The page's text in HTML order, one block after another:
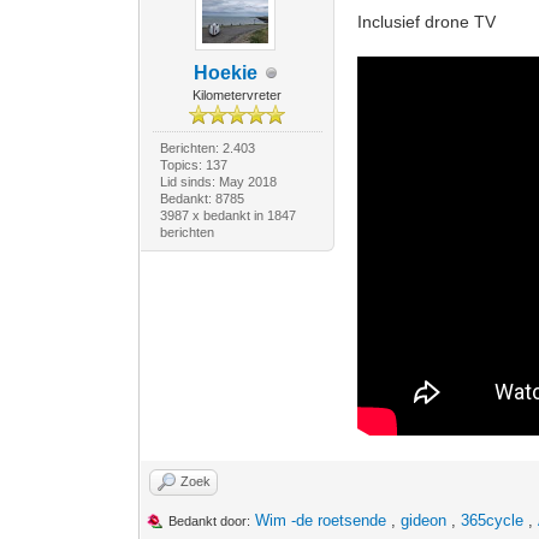
Hoekie
Kilometervreter
Berichten: 2.403
Topics: 137
Lid sinds: May 2018
Bedankt: 8785
3987 x bedankt in 1847
berichten
Inclusief drone TV
Zoek
Bedankt door: Wim -de roetsende ,gideon ,365cycle ,